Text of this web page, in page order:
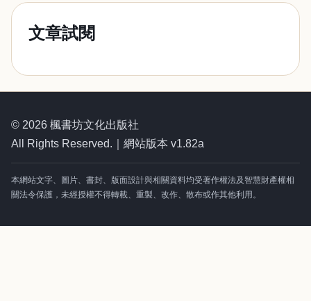
文章試閱
© 2026 楓書坊文化出版社
All Rights Reserved.｜網站版本 v1.82a
本網站文字、圖片、書封、版面設計與相關資料均受著作權法及智慧財產權相
關法令保護，未經授權不得轉載、重製、改作、散布或作其他利用。